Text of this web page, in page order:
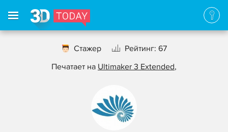
Стажер
Рейтинг: 67
Печатает на Ultimaker 3 Extended,